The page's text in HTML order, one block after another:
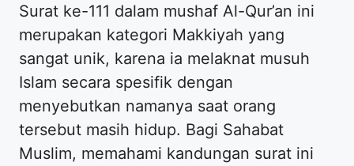
Surat ke-111 dalam mushaf Al-Qur’an ini
merupakan kategori Makkiyah yang
sangat unik, karena ia melaknat musuh
Islam secara spesifik dengan
menyebutkan namanya saat orang
tersebut masih hidup. Bagi Sahabat
Muslim, memahami kandungan surat ini